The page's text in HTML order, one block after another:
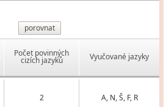
porovnat
Počet povinných
cizích jazyků Vyučované jazyky
2 A, N, Š, F, R